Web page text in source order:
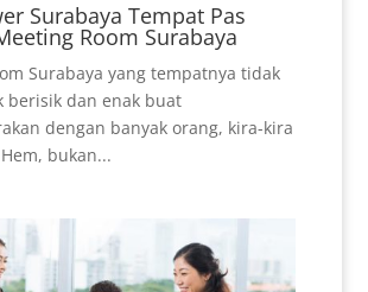
Surabaya Tempat Pas
Room Surabaya
Surabaya yang tempatnya tidak
berisik dan enak buat
dengan banyak orang, kira-kira
bukan...